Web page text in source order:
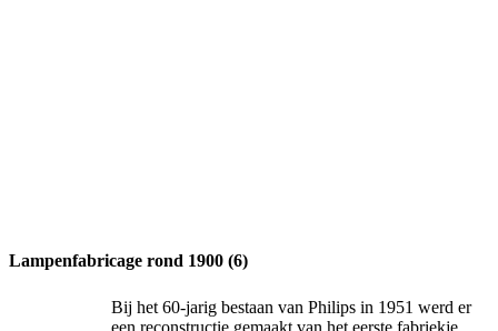
Lampenfabricage rond 1900 (6)
Bij het 60-jarig bestaan van Philips in 1951 werd er
een reconstructie gemaakt van het eerste fabriekje